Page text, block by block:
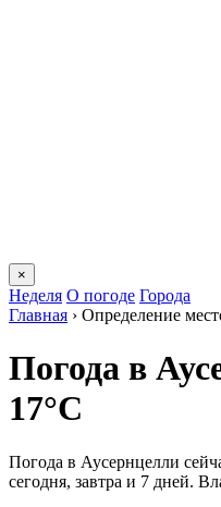
×
Неделя О погоде Города
Главная › Определение
Погода в
17°C
Погода в Аусернцелли
сегодня, завтра и 7 дней.